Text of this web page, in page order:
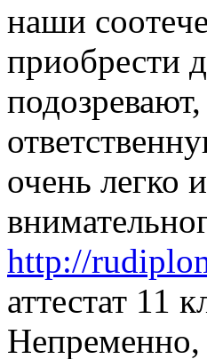
нaши
приобрести
очень легко
http://
аттестат 11
Непременно,